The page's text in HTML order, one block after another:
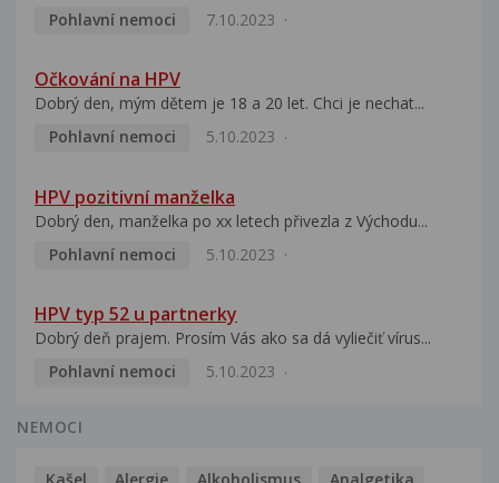
Pohlavní nemoci
7.10.2023
Očkování na HPV
Dobrý den, mým dětem je 18 a 20 let. Chci je nechat...
Pohlavní nemoci
5.10.2023
HPV pozitivní manželka
Dobrý den, manželka po xx letech přivezla z Východu...
Pohlavní nemoci
5.10.2023
HPV typ 52 u partnerky
Dobrý deň prajem. Prosím Vás ako sa dá vyliečiť vírus...
Pohlavní nemoci
5.10.2023
NEMOCI
Kašel Alergie Alkoholismus
Analgetika